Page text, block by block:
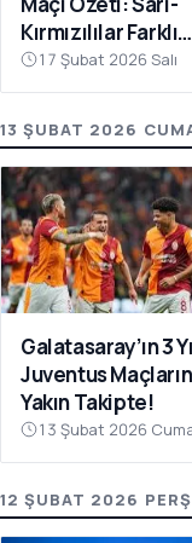
Kırmızılılar Farklı
Kazandı
17 Şubat 2026 Salı
13 ŞUBAT 2026
Galatasaray’ın 3
Juventus
Yakın Takipte!
13 Şubat 2026
12 ŞUBAT 2026